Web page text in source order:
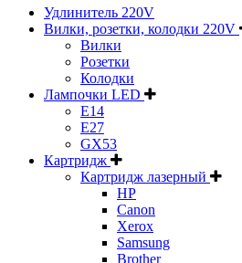
Удлинитель 220V
Вилки, розетки, колодки 220V
Вилки
Розетки
Колодки
Лампочки LED
E14
E27
GX53
Картридж
Картридж лазерный
HP
Canon
Xerox
Samsung
Brother